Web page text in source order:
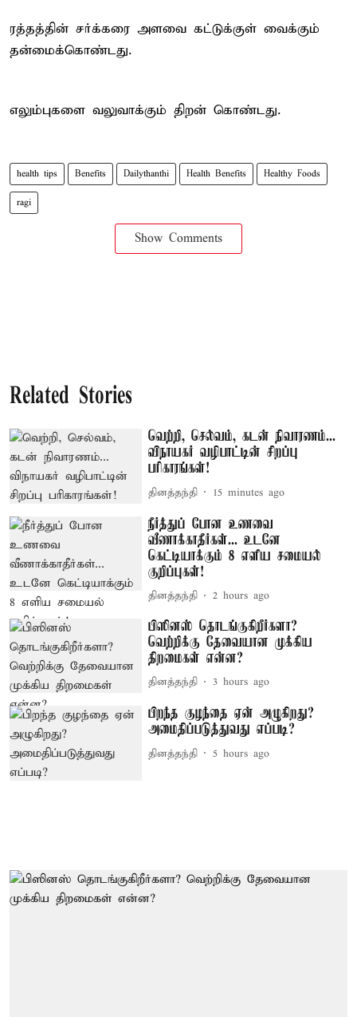
ரத்தத்தின் சர்க்கரை அளவை கட்டுக்குள் வைக்கும்
தன்மைக்கொண்டது.
எலும்புகளை வலுவாக்கும் திறன் கொண்டது.
health tips Benefits Dailythanthi Health Benefits Healthy Foods
ragi
Show Comments
Related Stories
வெற்றி, செல்வம், கடன் நிவாரணம்...
விநாயகர் வழிபாட்டின் சிறப்பு
பரிகாரங்கள்!
தினத்தந்தி 15 minutes ago
நீர்த்துப் போன உணவை
வீணாக்காதீர்கள்... உடனே
கெட்டியாக்கும் 8 எளிய சமையல்
குறிப்புகள்!
தினத்தந்தி 2 hours ago
பிஸினஸ் தொடங்குகிறீர்களா?
வெற்றிக்கு தேவையான முக்கிய
திறமைகள் என்ன?
தினத்தந்தி 3 hours ago
பிறந்த குழந்தை ஏன் அழுகிறது?
அமைதிப்படுத்துவது எப்படி?
தினத்தந்தி 5 hours ago